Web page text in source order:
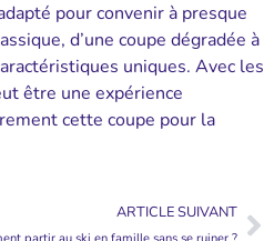
pour convenir à presque
d’une coupe dégradée à
uniques. Avec les
être une expérience
cette coupe pour la
ARTICLE SUIVANT